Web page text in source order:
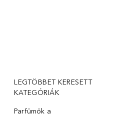
LEGTÖBBET KERESETT
KATEGÓRIÁK
Parfümök ️a